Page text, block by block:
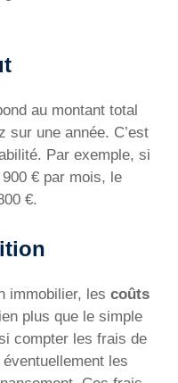
au montant total
sur une année. C’est
Par exemple, si
€ par mois, le
€.
immobilier, les coûts
plus que le simple
compter les frais de
les